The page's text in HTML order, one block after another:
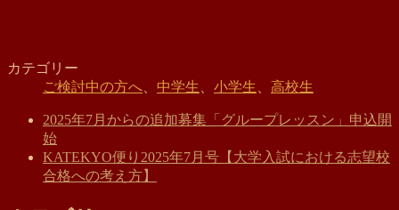
カテゴリー
ご検討中の方へ、 中学生、 小学生、 高校生
2025年7月からの追加募集「グループレッスン」申込開
始
KATEKYO便り2025年7月号【大学入試における志望校
合格への考え方】